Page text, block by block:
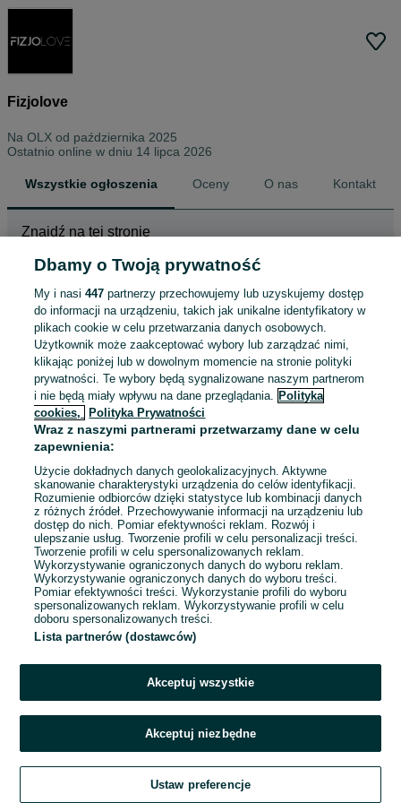
Fizjolove
Na OLX od października 2025
Ostatnio online w dniu 14 lipca 2026
Wszystkie ogłoszenia Oceny O nas Kontakt
Znajdź na tej stronie
Wybierz kategorię
ZNALEŹLIŚMY 0
OGŁOSZEŃ
Sortowanie Opcje przeglądania
Przepraszamy, nie znaleźliśmy tego,
czego szukasz.
Zadzwoń / SMS
Dbamy o Twoją prywatność
My i nasi447 partnerzy przechowujemy lub uzyskujemy dostęp
do informacji na urządzeniu, takich jak unikalne identyfikatory w
plikach cookie w celu przetwarzania danych osobowych.
Użytkownik może zaakceptować wybory lub zarządzać nimi,
klikając poniżej lub w dowolnym momencie na stronie polityki
prywatności. Te wybory będą sygnalizowane naszym partnerom
i nie będą miały wpływu na dane przeglądania. Polityka
cookies,
Polityka Prywatności
Wraz z naszymi partnerami przetwarzamy dane w celu
zapewnienia:
Użycie dokładnych danych geolokalizacyjnych. Aktywne
skanowanie charakterystyki urządzenia do celów identyfikacji.
Rozumienie odbiorców dzięki statystyce lub kombinacji danych
z różnych źródeł. Przechowywanie informacji na urządzeniu lub
dostęp do nich. Pomiar efektywności reklam. Rozwój i
ulepszanie usług. Tworzenie profili w celu personalizacji treści.
Tworzenie profili w celu spersonalizowanych reklam.
Wykorzystywanie ograniczonych danych do wyboru reklam.
Wykorzystywanie ograniczonych danych do wyboru treści.
Pomiar efektywności treści. Wykorzystanie profili do wyboru
spersonalizowanych reklam. Wykorzystywanie profili w celu
doboru spersonalizowanych treści.
Lista partnerów (dostawców)
Akceptuj wszystkie
Akceptuj niezbędne
Ustaw preferencje